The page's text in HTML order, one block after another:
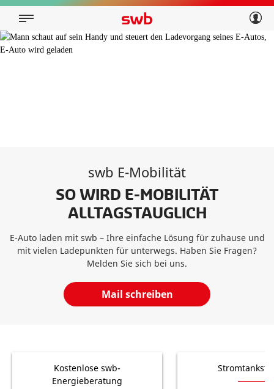
Privatkunden
Geschäftskunden
swb E-Mobilität
SO WIRD E-MOBILITÄT
ALLTAGSTAUGLICH
E-Auto laden mit swb – Ihre einfache Lösung für zuhause und
mit vielen Ladepunkten für unterwegs. Haben Sie Fragen?
Melden Sie sich bei uns.
Mail schreiben
Kostenlose swb-
Energieberatung